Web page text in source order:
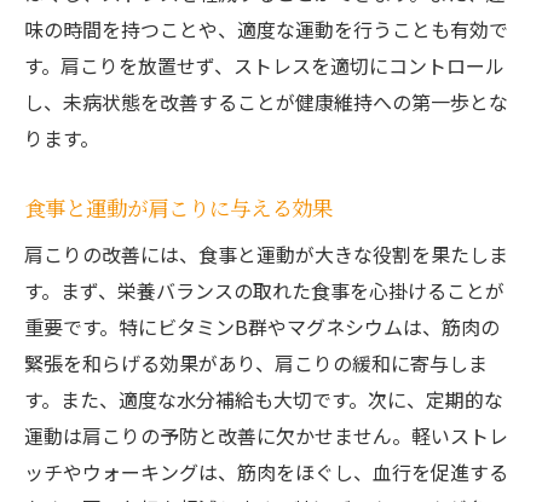
味の時間を持つことや、適度な運動を行うことも有効で
す。肩こりを放置せず、ストレスを適切にコントロール
し、未病状態を改善することが健康維持への第一歩とな
ります。
食事と運動が肩こりに与える効果
肩こりの改善には、食事と運動が大きな役割を果たしま
す。まず、栄養バランスの取れた食事を心掛けることが
重要です。特にビタミンB群やマグネシウムは、筋肉の
緊張を和らげる効果があり、肩こりの緩和に寄与しま
す。また、適度な水分補給も大切です。次に、定期的な
運動は肩こりの予防と改善に欠かせません。軽いストレ
ッチやウォーキングは、筋肉をほぐし、血行を促進する